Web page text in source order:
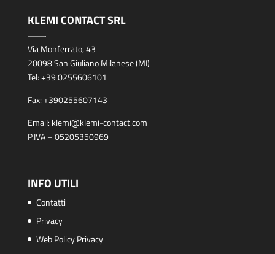
KLEMI CONTACT SRL
Via Monferrato, 43
20098 San Giuliano Milanese (MI)
Tel:+39 0255606101
Fax:+390255607143
Email: klemi@klemi-contact.com
P.IVA – 05205350969
INFO UTILI
Contatti
Privacy
Web Policy Privacy